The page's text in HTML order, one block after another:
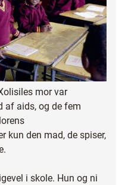
mor var
af aids, og de fem
kun den mad, de spiser,
i skole. Hun og ni